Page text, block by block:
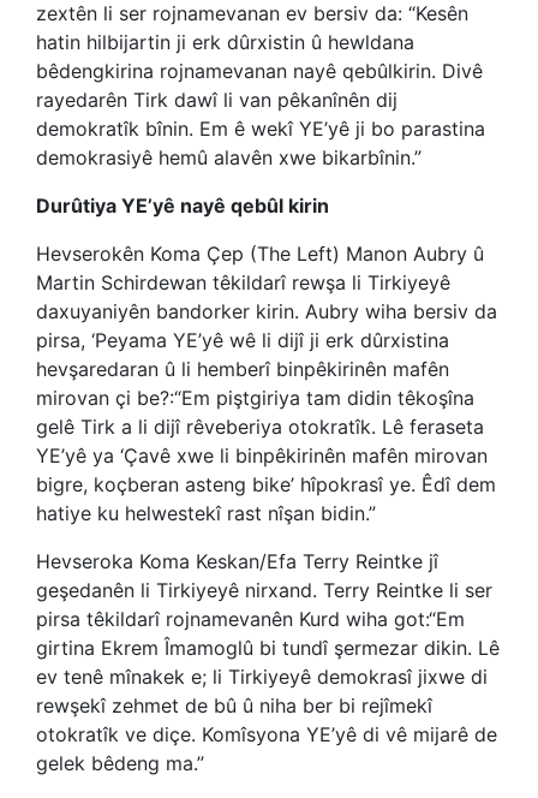
zextên li ser rojnamevanan ev bersiv da: “Kesên
hatin hilbijartin ji erk dûrxistin û hewldana
bêdengkirina rojnamevanan nayê qebûlkirin. Divê
rayedarên Tirk dawî li van pêkanînên dij
demokratîk bînin. Em ê wekî YE’yê ji bo parastina
demokrasiyê hemû alavên xwe bikarbînin.”
Durûtiya YE’yê nayê qebûl kirin
Hevserokên Koma Çep (The Left) Manon Aubry û
Martin Schirdewan têkildarî rewşa li Tirkiyeyê
daxuyaniyên bandorker kirin. Aubry wiha bersiv da
pirsa, ‘Peyama YE’yê wê li dijî ji erk dûrxistina
hevşaredaran û li hemberî binpêkirinên mafên
mirovan çi be?:“Em piştgiriya tam didin têkoşîna
gelê Tirk a li dijî rêveberiya otokratîk. Lê feraseta
YE’yê ya ‘Çavê xwe li binpêkirinên mafên mirovan
bigre, koçberan asteng bike’ hîpokrasî ye. Êdî dem
hatiye ku helwestekî rast nîşan bidin.”
Hevseroka Koma Keskan/Efa Terry Reintke jî
geşedanên li Tirkiyeyê nirxand. Terry Reintke li ser
pirsa têkildarî rojnamevanên Kurd wiha got:“Em
girtina Ekrem Îmamoglû bi tundî şermezar dikin. Lê
ev tenê mînakek e; li Tirkiyeyê demokrasî jixwe di
rewşekî zehmet de bû û niha ber bi rejîmekî
otokratîk ve diçe. Komîsyona YE’yê di vê mijarê de
gelek bêdeng ma.”